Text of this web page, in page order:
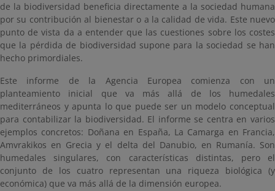
de la biodiversidad beneficia directamente a la sociedad humana
por su contribución al bienestar o a la calidad de vida. Este nuevo
punto de vista da a entender que las cuestiones sobre los costes
que la pérdida de biodiversidad supone para la sociedad se han
hecho primordiales.
Este informe de la Agencia Europea comienza con un
planteamiento inicial que va más allá de los humedales
mediterráneos y apunta lo que puede ser un modelo conceptual
para contabilizar la biodiversidad. El informe se centra en varios
ejemplos concretos: Doñana en España, La Camarga en Francia,
Amvrakikos en Grecia y el delta del Danubio, en Rumanía. Son
humedales singulares, con características distintas, pero el
conjunto de los cuatro representan una riqueza biológica (y
económica) que va más allá de la dimensión europea.